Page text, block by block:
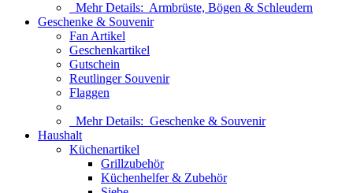
Mehr Details: Armbrüste, Bögen & Schleudern
Geschenke & Souvenir
Fan Artikel
Geschenkartikel
Gutschein
Reutlinger Souvenir
Flaggen
Mehr Details: Geschenke & Souvenir
Haushalt
Küchenartikel
Grillzubehör
Küchenhelfer & Zubehör